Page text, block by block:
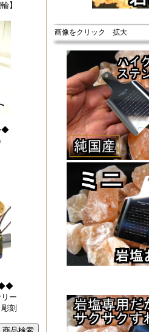
】
◆◆
ー
刻
画像をクリック 拡大